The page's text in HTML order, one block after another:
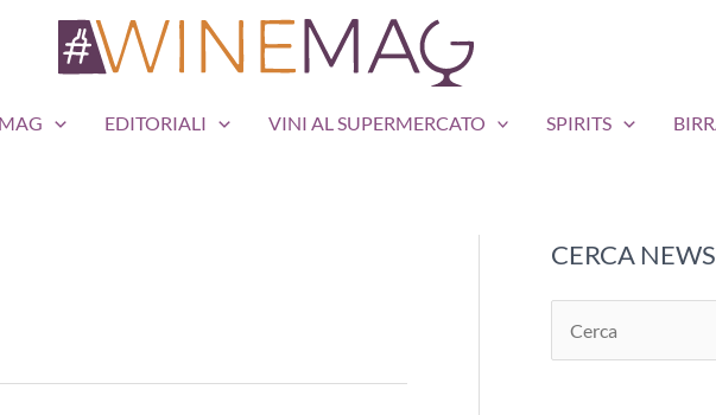
EDITORIALI VINI AL SUPERMERCATO SPIRITS
CERCA NEWS
e